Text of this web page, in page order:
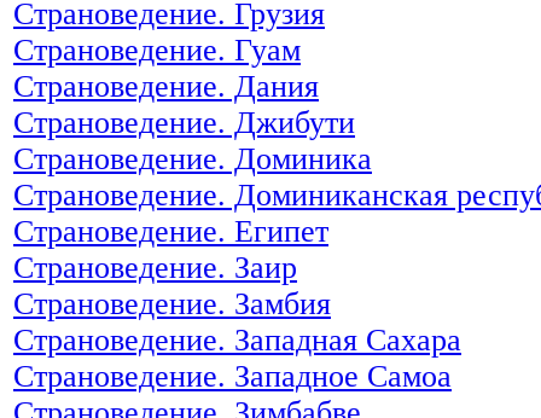
Страноведение. Грузия
Страноведение. Гуам
Страноведение. Дания
Страноведение. Джибути
Страноведение. Доминика
Страноведение. Доминиканская
Страноведение. Египет
Страноведение. Заир
Страноведение. Замбия
Страноведение. Западная Сахара
Страноведение. Западное Самоа